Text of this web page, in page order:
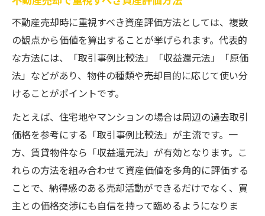
不動産売却時に重視すべき資産評価方法としては、複数
の観点から価値を算出することが挙げられます。代表的
な方法には、「取引事例比較法」「収益還元法」「原価
法」などがあり、物件の種類や売却目的に応じて使い分
けることがポイントです。
たとえば、住宅地やマンションの場合は周辺の過去取引
価格を参考にする「取引事例比較法」が主流です。一
方、賃貸物件なら「収益還元法」が有効となります。こ
れらの方法を組み合わせて資産価値を多角的に評価する
ことで、納得感のある売却活動ができるだけでなく、買
主との価格交渉にも自信を持って臨めるようになりま